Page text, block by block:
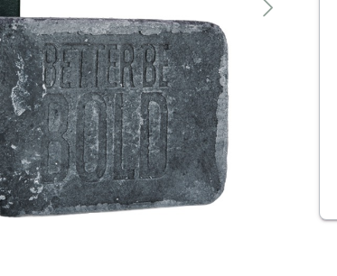
Herold Solingen
Kasho Kai
Proraso